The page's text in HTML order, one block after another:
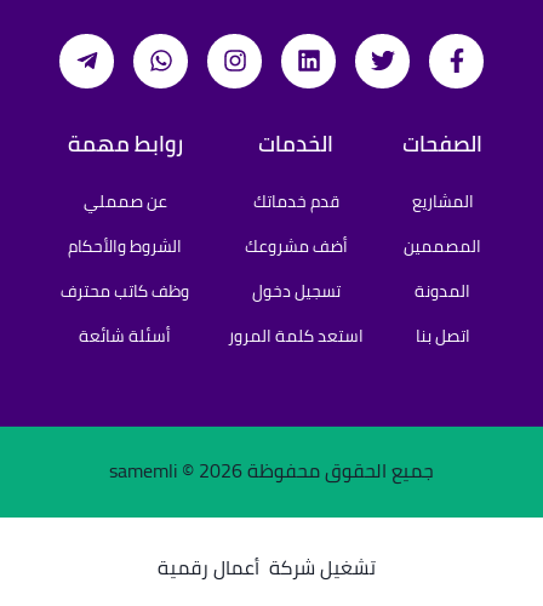
الصفحات
المشاريع
المصممين
المدونة
اتصل بنا
الخدمات
قدم خدماتك
أضف مشروعك
تسجيل دخول
استعد كلمة المرور
روابط مهمة
عن صمملي
الشروط والأحكام
وظف كاتب محترف
أسئلة شائعة
جميع الحقوق محفوظة samemli ©2026
تشغيل شركة أعمال رقمية